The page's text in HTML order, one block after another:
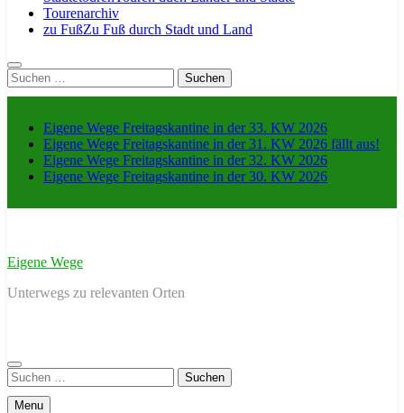
Tourenarchiv
zu FußZu Fuß durch Stadt und Land
Suche
nach:
Eigene Wege Freitagskantine in der 33. KW 2026
Eigene Wege Freitagskantine in der 31. KW 2026 fällt aus!
Eigene Wege Freitagskantine in der 32. KW 2026
Eigene Wege Freitagskantine in der 30. KW 2026
Eigene Wege
Unterwegs zu relevanten Orten
Suche
nach:
Menu